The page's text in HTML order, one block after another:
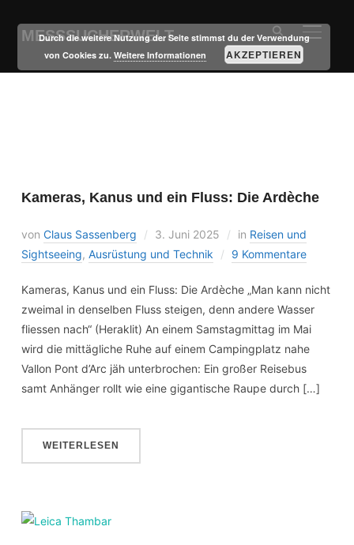
MESSSUCHERWELT
Kameras, Kanus und ein Fluss: Die Ardèche
von Claus Sassenberg 3. Juni 2025 in Reisen und
Sightseeing, Ausrüstung und Technik 9 Kommentare
Kameras, Kanus und ein Fluss: Die Ardèche „Man kann nicht
zweimal in denselben Fluss steigen, denn andere Wasser
fliessen nach“ (Heraklit) An einem Samstagmittag im Mai
wird die mittägliche Ruhe auf einem Campingplatz nahe
Vallon Pont d’Arc jäh unterbrochen: Ein großer Reisebus
samt Anhänger rollt wie eine gigantische Raupe durch […]
WEITERLESEN
Durch die weitere Nutzung der Seite stimmst du der Verwendung
von Cookies zu.Weitere Informationen AKZEPTIEREN